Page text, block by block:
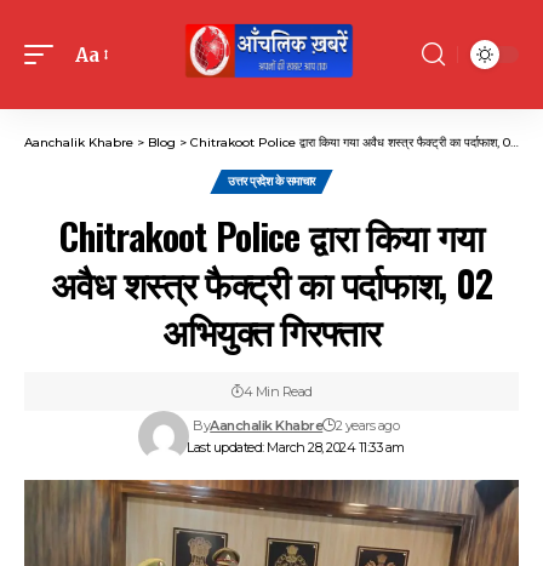
Font
Aa
Aanchalik Khabre > Blog > Chitrakoot Police द्वारा किया गया अवैध शस्त्र फैक्ट्री का पर्दाफाश, 02 अभियुक्त गिरफ्तार
उत्तर प्रदेश के समाचार
Chitrakoot Police द्वारा किया गया
अवैध शस्त्र फैक्ट्री का पर्दाफाश, 02
अभियुक्त गिरफ्तार
Last updated: March 28, 2024 11:33 am
ByAanchalik Khabre 2 years ago
4 Min Read